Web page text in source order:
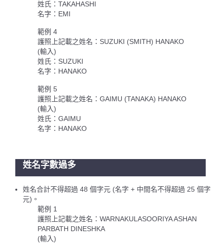
姓氏：TAKAHASHI
名字：EMI
範例 4
護照上記載之姓名：SUZUKI (SMITH) HANAKO
(輸入)
姓氏：SUZUKI
名字：HANAKO
範例 5
護照上記載之姓名：GAIMU (TANAKA) HANAKO
(輸入)
姓氏：GAIMU
名字：HANAKO
姓名字數過多
姓名合計不得超過 48 個字元 (名字 + 中間名不得超過 25 個字
元)。
範例 1
護照上記載之姓名：WARNAKULASOORIYA ASHAN
PARBATH DINESHKA
(輸入)